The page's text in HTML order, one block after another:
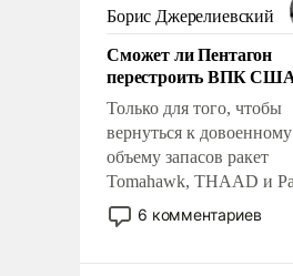
ударами судьбы, брать
ответственность,
слабым, идти вперед и
адаптироваться.
Борис Джерелиевский
Сможет ли Пентагон
перестроить ВПК
Только для того, чтобы
вернуться к довоенному
объему запасов ракет
Tomahawk, THAAD и
США потребуется более
лет. Даже небольшая
6 комментариев